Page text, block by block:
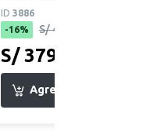
Ventiladores ARGB
ID 3886
-16%
S/ 449.90
S/ 379.90